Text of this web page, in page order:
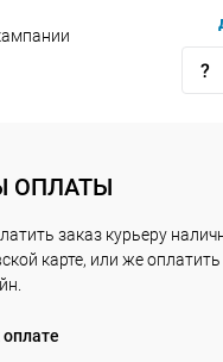
ОПЛАТЫ
заказ курьеру
карте, или же оплатить